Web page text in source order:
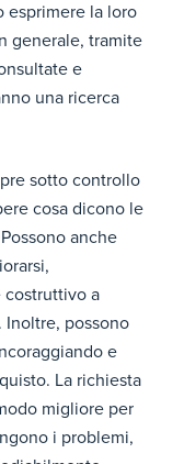
esprimere la loro
generale, tramite
e
una ricerca
sotto controllo
cosa dicono le
anche
costruttivo a
possono
e
La richiesta
migliore per
i problemi,